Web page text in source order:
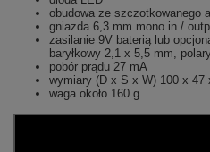
obudowa ze szczotkowanego
gniazda 6,3 mm mono in /
zasilanie 9V baterią lub
baryłkowy 2,1 x 5,5 mm,
pobór prądu 27 mA
wymiary (D x S x W) 100 x 47
waga około 160 g